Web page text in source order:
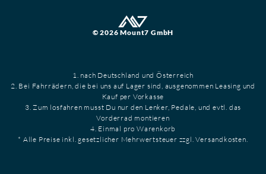
© 2026 Mount7 GmbH
1. nach Deutschland und Österreich
2. Bei Fahrrädern, die bei uns auf Lager sind, ausgenommen Leasing und
Kauf per Vorkasse
3. Zum losfahren musst Du nur den Lenker, Pedale, und evtl. das
Vorderrad montieren
4. Einmal pro Warenkorb
* Alle Preise inkl. gesetzlicher Mehrwertsteuer zzgl. Versandkosten.